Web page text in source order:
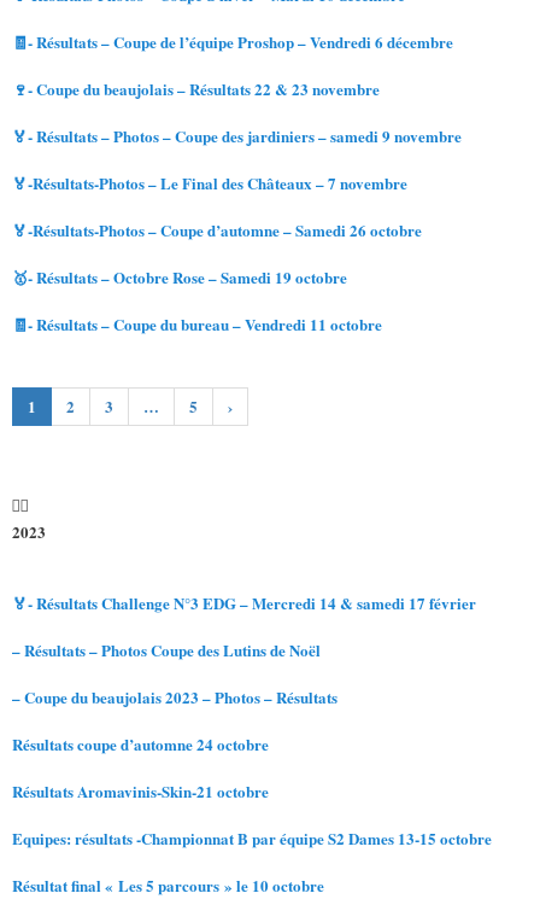
🧾- Résultats – Coupe de l’équipe Proshop – Vendredi 6 décembre
🍷- Coupe du beaujolais – Résultats 22 & 23 novembre
🏅- Résultats – Photos – Coupe des jardiniers – samedi 9 novembre
🏅-Résultats-Photos – Le Final des Châteaux – 7 novembre
🏅-Résultats-Photos – Coupe d’automne – Samedi 26 octobre
🥇- Résultats – Octobre Rose – Samedi 19 octobre
🧾- Résultats – Coupe du bureau – Vendredi 11 octobre
1 2 3 … 5 ›
2023
🏅- Résultats Challenge N°3 EDG – Mercredi 14 & samedi 17 février
– Résultats – Photos Coupe des Lutins de Noël
– Coupe du beaujolais 2023 – Photos – Résultats
Résultats coupe d’automne 24 octobre
Résultats Aromavinis-Skin-21 octobre
Equipes: résultats -Championnat B par équipe S2 Dames 13-15 octobre
Résultat final « Les 5 parcours » le 10 octobre